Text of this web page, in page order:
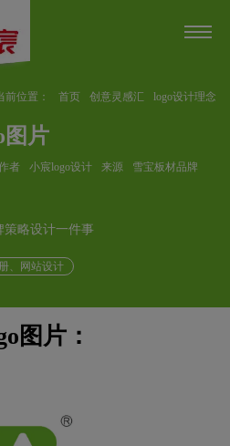
前位置： 首页 创意灵感汇
logo设计理念
图片
者 小宸logo设计 来源
雪宝板材品牌
策略设计一件事
、网站设计
图片：